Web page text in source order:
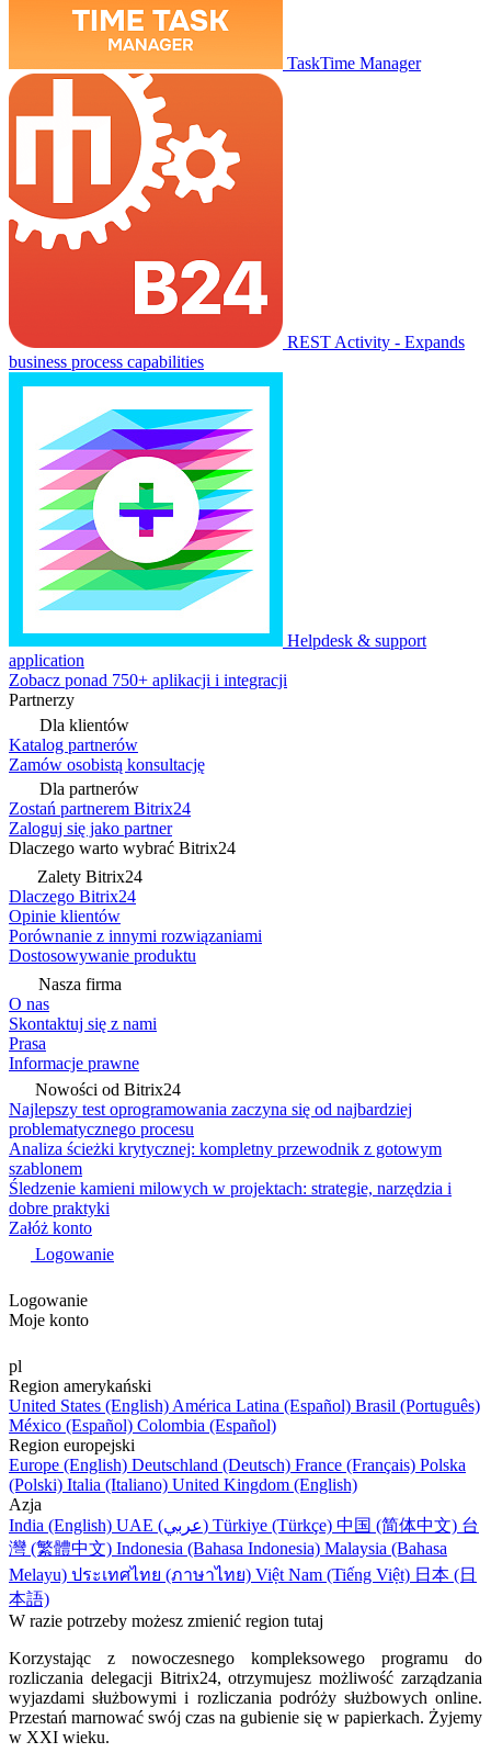
TaskTime Manager
REST Activity - Expands
business process capabilities
Helpdesk & support
application
Zobacz ponad 750+ aplikacji i integracji
Partnerzy
Dla klientów
Katalog partnerów
Zamów osobistą konsultację
Dla partnerów
Zostań partnerem Bitrix24
Zaloguj się jako partner
Dlaczego warto wybrać Bitrix24
Zalety Bitrix24
Dlaczego Bitrix24
Opinie klientów
Porównanie z innymi rozwiązaniami
Dostosowywanie produktu
Nasza firma
O nas
Skontaktuj się z nami
Prasa
Informacje prawne
Nowości od Bitrix24
Najlepszy test oprogramowania zaczyna się od najbardziej
problematycznego procesu
Analiza ścieżki krytycznej: kompletny przewodnik z gotowym
szablonem
Śledzenie kamieni milowych w projektach: strategie, narzędzia i
dobre praktyki
Załóż konto
Logowanie
Logowanie
Moje konto
pl
Region amerykański
United States (English) América Latina (Español) Brasil (Português)
México (Español) Colombia (Español)
Region europejski
Europe (English) Deutschland (Deutsch) France (Français) Polska
(Polski) Italia (Italiano) United Kingdom (English)
Azja
India (English)
UAE (عربي) Türkiye (Türkçe) 中国 (简体中文) 台
灣 (繁體中文) Indonesia (Bahasa Indonesia) Malaysia (Bahasa
Melayu) ประเทศไทย (ภาษาไทย) Việt Nam (Tiếng Việt) 日本 (日
本語)
W razie potrzeby możesz zmienić region tutaj
Korzystając z nowoczesnego kompleksowego programu do
rozliczania delegacji Bitrix24, otrzymujesz możliwość zarządzania
wyjazdami służbowymi i rozliczania podróży służbowych online.
Przestań marnować swój czas na gubienie się w papierkach. Żyjemy
w XXI wieku.